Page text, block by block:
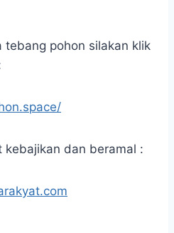
tebang pohon silakan klik
kebajikan dan beramal :